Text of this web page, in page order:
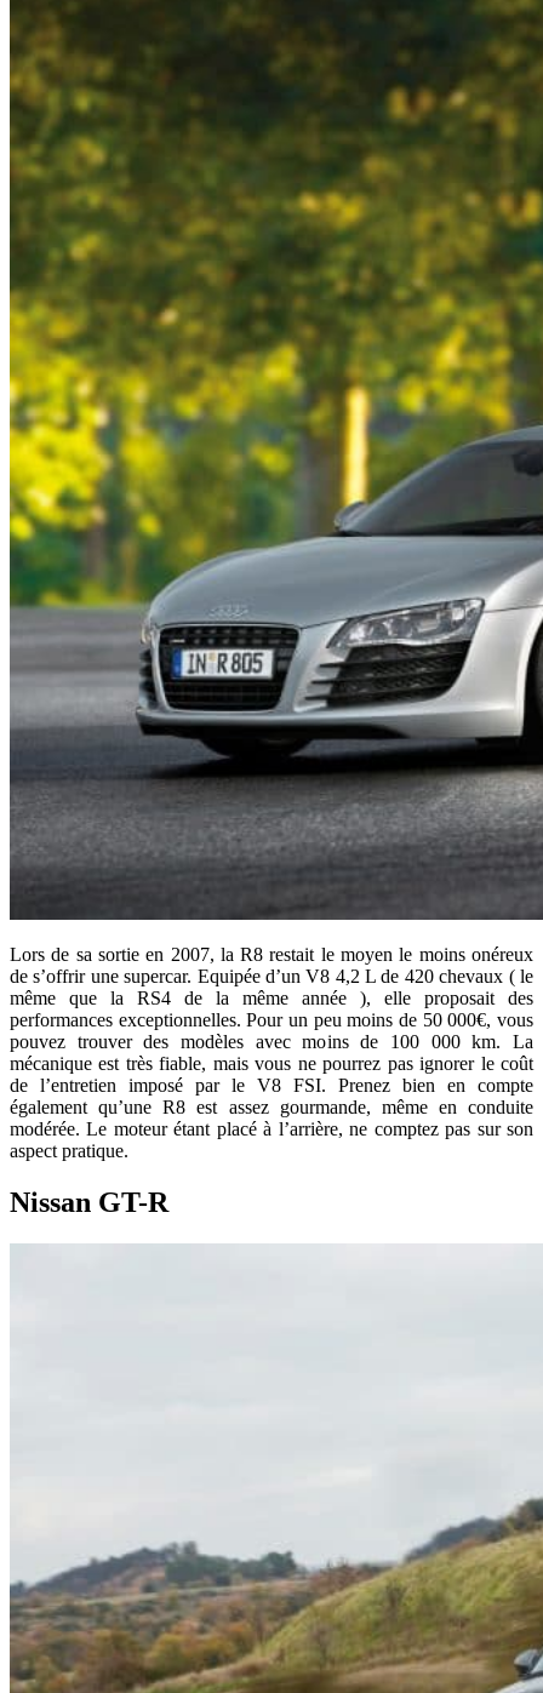
Lors de sa sortie en 2007, la R8 restait le moyen le moins onéreux
de s’offrir une supercar. Equipée d’un V8 4,2 L de 420 chevaux ( le
même que la RS4 de la même année ), elle proposait des
performances exceptionnelles. Pour un peu moins de 50 000€, vous
pouvez trouver des modèles avec moins de 100 000 km. La
mécanique est très fiable, mais vous ne pourrez pas ignorer le coût
de l’entretien imposé par le V8 FSI. Prenez bien en compte
également qu’une R8 est assez gourmande, même en conduite
modérée. Le moteur étant placé à l’arrière, ne comptez pas sur son
aspect pratique.
Nissan GT-R